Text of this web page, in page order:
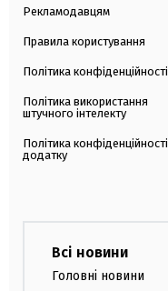
Рекламодавцям
Правила користування
Політика конфіденційності
Політика використання
штучного інтелекту
Політика конфіденційності
додатку
Всі новини
Головні новини